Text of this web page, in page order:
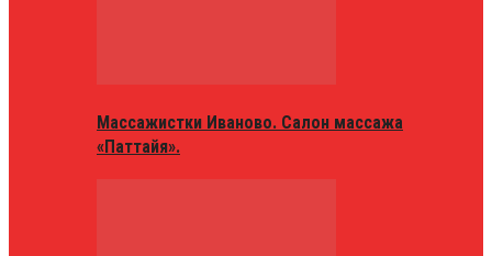
Массажистки Иваново. Салон массажа
«Паттайя».